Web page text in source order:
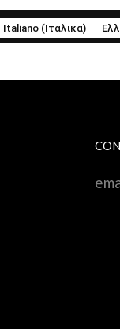
Italiano (Ιταλικα)